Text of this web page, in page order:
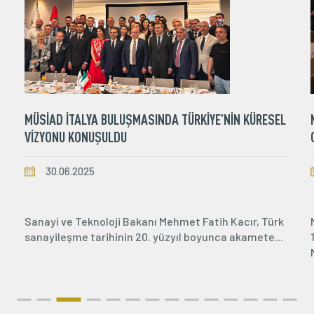
MÜSİAD İTALYA BULUŞMASINDA TÜRKİYE’NİN KÜRESEL
VİZYONU KONUŞULDU
30.06.2025
Sanayi ve Teknoloji Bakanı Mehmet Fatih Kacır, Türk
sanayileşme tarihinin 20. yüzyıl boyunca akamete...
İLETİŞİM BİLGİLERİ
-